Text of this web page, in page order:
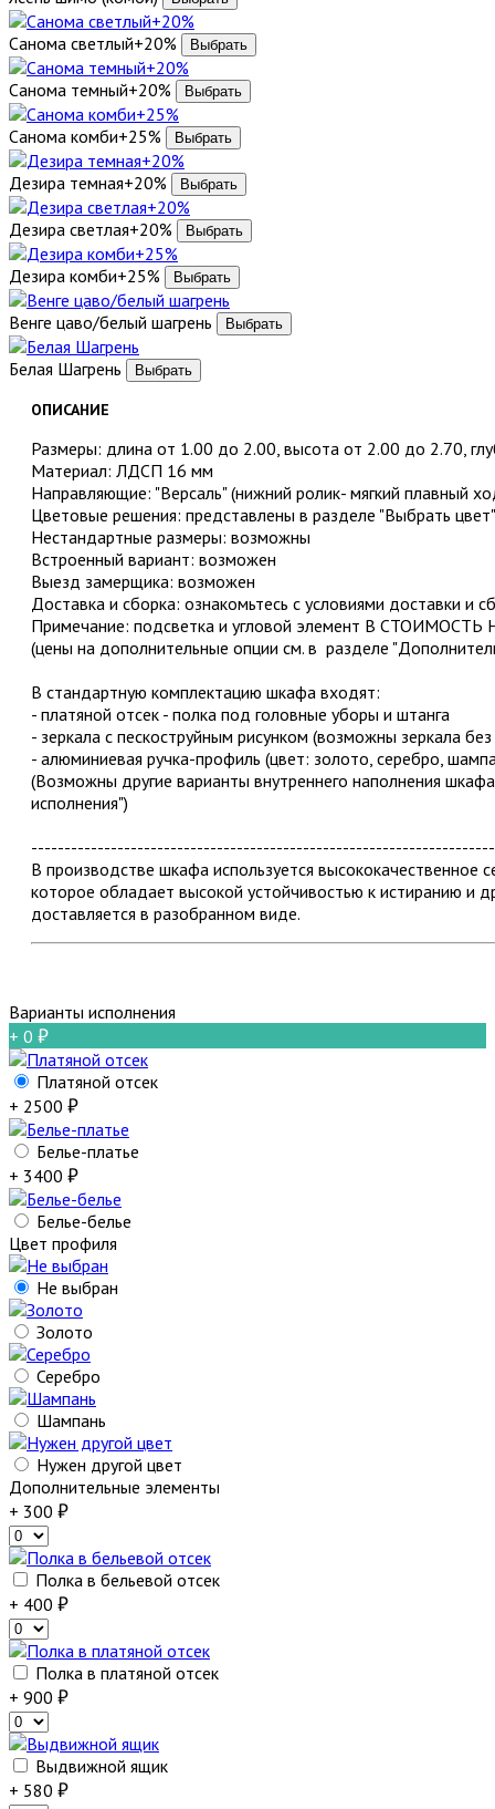
Санома светлый+20%
Санома темный+20%
Санома комби+25%
Дезира темная+20%
Дезира светлая+20%
Дезира комби+25%
Венге цаво/белый шагрень
Белая Шагрень
ОПИСАНИЕ
Размеры: длина от 1.00 до 2.00, высота от 2.00 до 2.70,
Материал: ЛДСП 16 мм
Направляющие: "Версаль" (нижний ролик- мягкий плавный
Цветовые решения: представлены в разделе "Выбрать цвет"
Нестандартные размеры: возможны
Встроенный вариант: возможен
Выезд замерщика: возможен
Доставка и сборка: ознакомьтесь с условиями доставки и
Примечание: подсветка и угловой элемент В
(цены на дополнительные опции см. в разделе
В стандартную комплектацию шкафа входят:
- платяной отсек - полка под головные уборы и штанга
- зеркала с пескоструйным рисунком (возможны зеркала без
- алюминиевая ручка-профиль (цвет: золото, серебро,
(Возможны другие варианты внутреннего наполнения
исполнения")
В производстве шкафа используется
которое обладает высокой устойчивостью к истиранию и
доставляется в разобранном виде.
Варианты исполнения
+ 0
Платяной отсек
+ 2500
Белье-платье
+ 3400
Белье-белье
Цвет профиля
Не выбран
Золото
Серебро
Шампань
Нужен другой цвет
Дополнительные элементы
+ 300
Полка в бельевой отсек
+ 400
Полка в платяной отсек
+ 900
Выдвижной ящик
+ 580